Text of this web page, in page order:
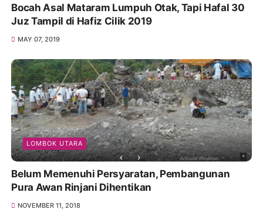
Bocah Asal Mataram Lumpuh Otak, Tapi Hafal 30
Juz Tampil di Hafiz Cilik 2019
MAY 07, 2019
LOMBOK UTARA
Belum Memenuhi Persyaratan, Pembangunan
Pura Awan Rinjani Dihentikan
NOVEMBER 11, 2018